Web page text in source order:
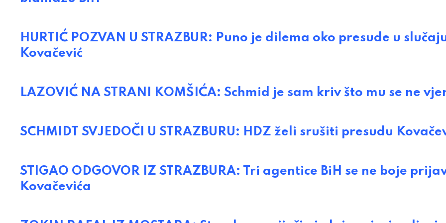
HURTIĆ POZVAN U STRAZBUR: Puno je dilema oko presude u
Kovačević
LAZOVIĆ NA STRANI KOMŠIĆA: Schmid je sam kriv što mu se ne
SCHMIDT SVJEDOČI U STRAZBURU: HDZ želi srušiti presudu
STIGAO ODGOVOR IZ STRAZBURA: Tri agentice BiH se ne boje
Kovačevića